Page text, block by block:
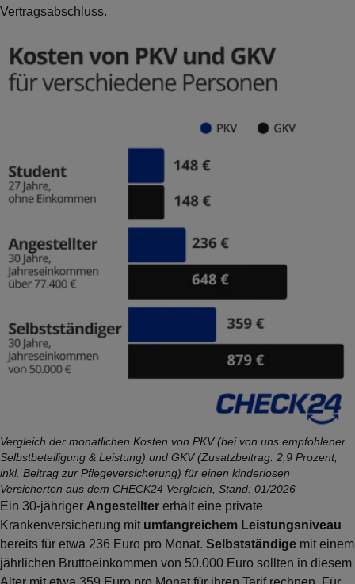
Vertragsabschluss.
Vergleich der monatlichen Kosten von PKV (bei von uns empfohlener
Selbstbeteiligung & Leistung) und GKV (Zusatzbeitrag: 2,9 Prozent,
inkl. Beitrag zur Pflegeversicherung) für einen kinderlosen
Versicherten aus dem CHECK24 Vergleich, Stand: 01/2026
Ein 30-jähriger Angestellter erhält eine private
Krankenversicherung mit umfangreichem Leistungsniveau
bereits für etwa 236 Euro pro Monat. Selbstständige mit einem
jährlichen Bruttoeinkommen von 50.000 Euro sollten in diesem